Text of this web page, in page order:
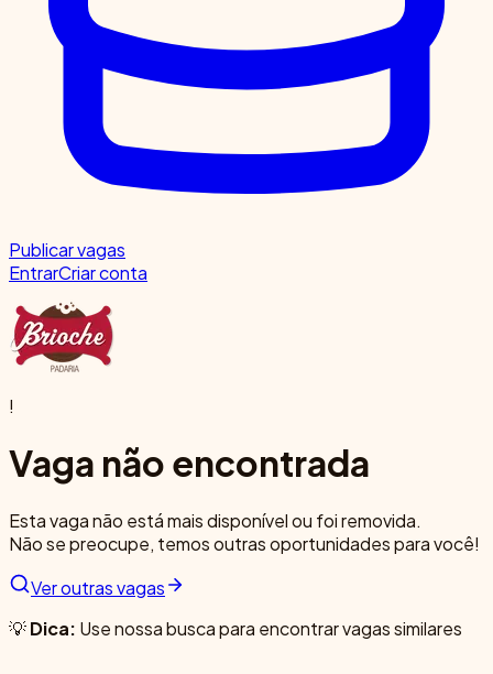
Publicar vagas
EntrarCriar conta
!
Vaga não encontrada
Esta vaga não está mais disponível ou foi removida.
Não se preocupe, temos outras oportunidades para você!
Ver outras vagas
💡Dica: Use nossa busca para encontrar vagas similares